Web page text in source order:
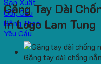
Găng Tay Dài
In Logo Lam Tung
Găng tay dài chống